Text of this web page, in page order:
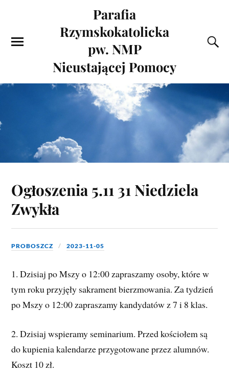
Parafia
Rzymskokatolicka
pw. NMP
Nieustającej Pomocy
Ogłoszenia 5.11 31 Niedziela
Zwykła
PROBOSZCZ 2023-11-05
1. Dzisiaj po Mszy o 12:00 zapraszamy osoby, które w
tym roku przyjęły sakrament bierzmowania. Za tydzień
po Mszy o 12:00 zapraszamy kandydatów z 7 i 8 klas.
2. Dzisiaj wspieramy seminarium. Przed kościołem są
do kupienia kalendarze przygotowane przez alumnów.
Koszt 10 zł.